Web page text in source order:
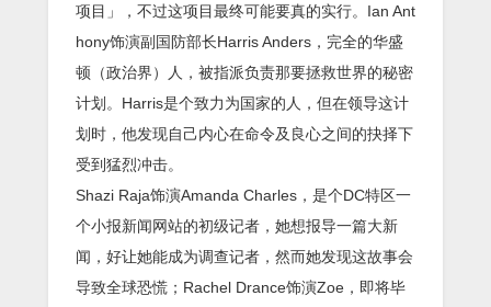
项目」，不过这项目最终可能要真的实行。Ian Ant
hony饰演副国防部长Harris Anders，完全的华盛
顿（政治界）人，被指派负责那要拯救世界的秘密
计划。Harris是个致力为国家的人，但在领导这计
划时，他发现自己内心在命令及良心之间的抉择下
受到猛烈冲击。
Shazi Raja饰演Amanda Charles，是个DC特区一
个小报新闻网站的初级记者，她想报导一篇大新
闻，好让她能成为调查记者，然而她发现这故事会
导致全球恐慌；Rachel Drance饰演Zoe，即将毕